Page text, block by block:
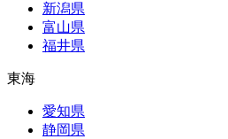
新潟県
富山県
福井県
東海
愛知県
静岡県